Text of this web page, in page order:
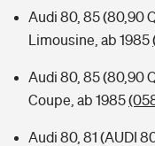
Audi 80, 85 (80,90
Limousine, ab 1985
Audi 80, 85 (80,90
Coupe, ab 1985
Audi 80, 81 (AUDI